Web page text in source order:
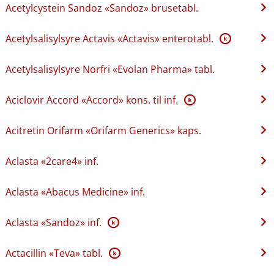
Acetylcystein Sandoz «Sandoz» brusetabl.
Acetylsalisylsyre Actavis «Actavis» enterotabl. K
Acetylsalisylsyre Norfri «Evolan Pharma» tabl.
Aciclovir Accord «Accord» kons. til inf. K
Acitretin Orifarm «Orifarm Generics» kaps.
Aclasta «2care4» inf.
Aclasta «Abacus Medicine» inf.
Aclasta «Sandoz» inf. K
Actacillin «Teva» tabl. K